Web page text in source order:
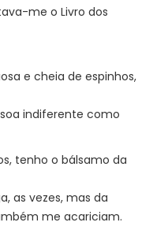
me o Livro dos
e cheia de espinhos,
indiferente como
tenho o bálsamo da
as vezes, mas da
me acariciam.